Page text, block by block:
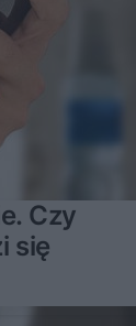
Czy
się